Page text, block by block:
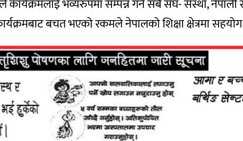
भव्यरुपमा सम्पन्न गर्न सबै संघ- संस्था,
बचत भएको रकमले नेपालको शिक्षा क्षेत्रमा